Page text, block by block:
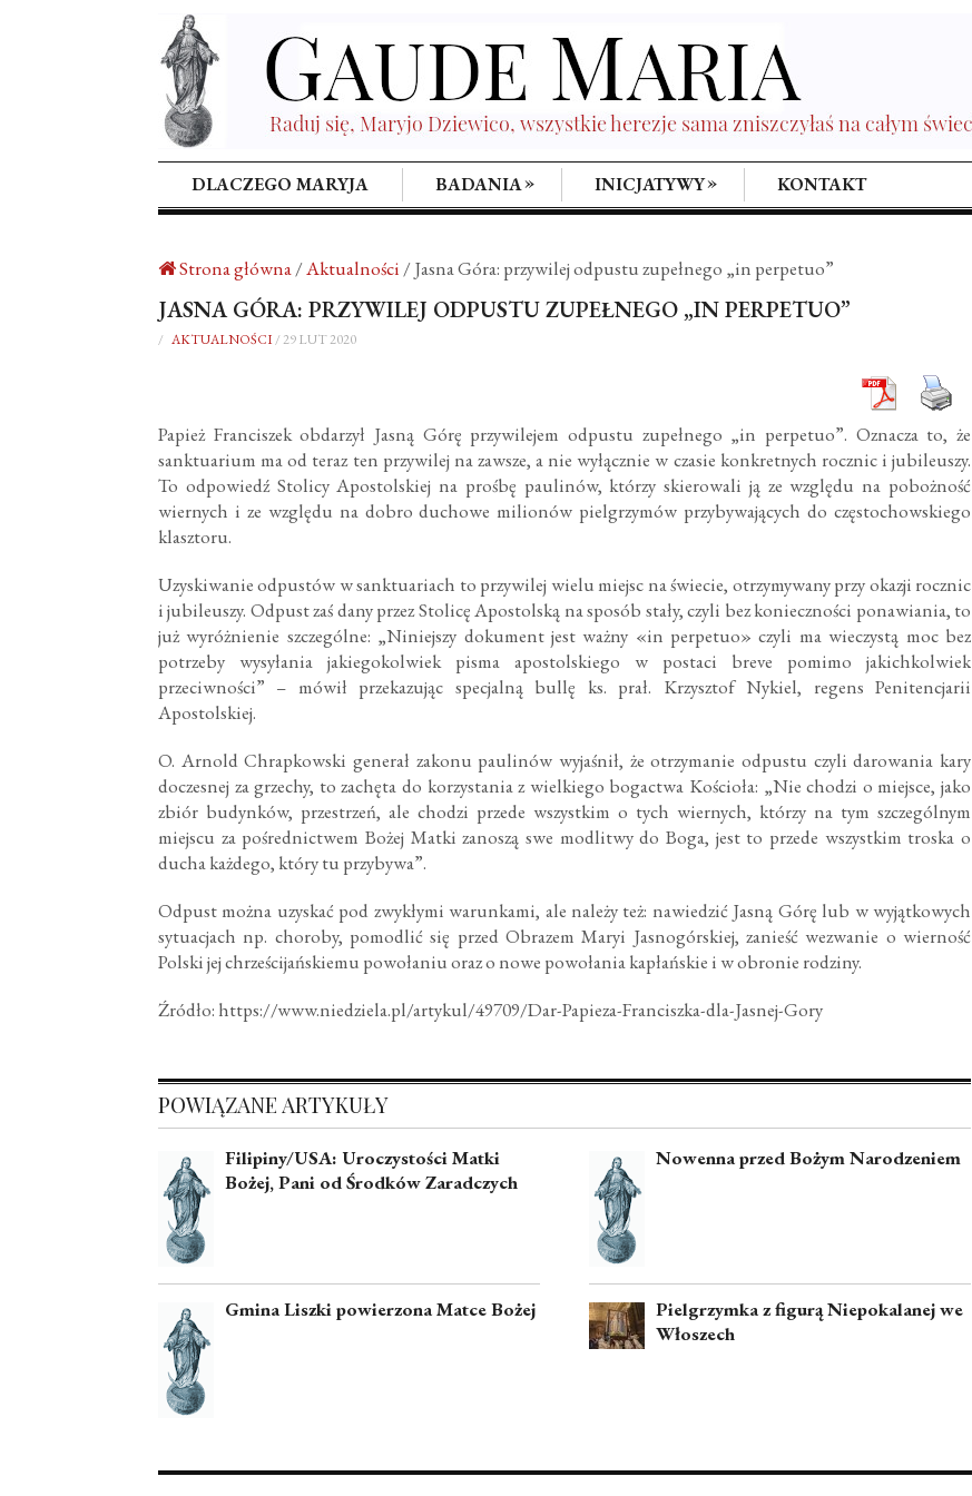
DLACZEGO MARYJA BADANIA» INICJATYWY» KONTAKT
Strona główna/Aktualności /Jasna Góra: przywilej odpustu zupełnego „in perpetuo”
JASNA GÓRA: PRZYWILEJ ODPUSTU ZUPEŁNEGO „IN PERPETUO”
/ AKTUALNOŚCI / 29 LUT 2020
Papież Franciszek obdarzył Jasną Górę przywilejem odpustu zupełnego „in perpetuo”. Oznacza to, że
sanktuarium ma od teraz ten przywilej na zawsze, a nie wyłącznie w czasie konkretnych rocznic i jubileuszy.
To odpowiedź Stolicy Apostolskiej na prośbę paulinów, którzy skierowali ją ze względu na pobożność
wiernych i ze względu na dobro duchowe milionów pielgrzymów przybywających do częstochowskiego
klasztoru.
Uzyskiwanie odpustów w sanktuariach to przywilej wielu miejsc na świecie, otrzymywany przy okazji rocznic
i jubileuszy. Odpust zaś dany przez Stolicę Apostolską na sposób stały, czyli bez konieczności ponawiania, to
już wyróżnienie szczególne: „Niniejszy dokument jest ważny «in perpetuo» czyli ma wieczystą moc bez
potrzeby wysyłania jakiegokolwiek pisma apostolskiego w postaci breve pomimo jakichkolwiek
przeciwności” – mówił przekazując specjalną bullę ks. prał. Krzysztof Nykiel, regens Penitencjarii
Apostolskiej.
O. Arnold Chrapkowski generał zakonu paulinów wyjaśnił, że otrzymanie odpustu czyli darowania kary
doczesnej za grzechy, to zachęta do korzystania z wielkiego bogactwa Kościoła: „Nie chodzi o miejsce, jako
zbiór budynków, przestrzeń, ale chodzi przede wszystkim o tych wiernych, którzy na tym szczególnym
miejscu za pośrednictwem Bożej Matki zanoszą swe modlitwy do Boga, jest to przede wszystkim troska o
ducha każdego, który tu przybywa”.
Odpust można uzyskać pod zwykłymi warunkami, ale należy też: nawiedzić Jasną Górę lub w wyjątkowych
sytuacjach np. choroby, pomodlić się przed Obrazem Maryi Jasnogórskiej, zanieść wezwanie o wierność
Polski jej chrześcijańskiemu powołaniu oraz o nowe powołania kapłańskie i w obronie rodziny.
Źródło: https://www.niedziela.pl/artykul/49709/Dar-Papieza-Franciszka-dla-Jasnej-Gory
POWIĄZANE ARTYKUŁY
Filipiny/USA: Uroczystości Matki
Bożej, Pani od Środków Zaradczych
Nowenna przed Bożym Narodzeniem
Gmina Liszki powierzona Matce Bożej
Pielgrzymka z figurą Niepokalanej we
Włoszech